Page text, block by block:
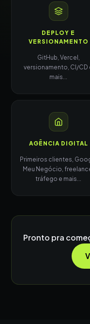
DEPLOY E
VERSIONAMENTO
GitHub, Vercel,
versionamento, CI/CD
mais...
AGÊNCIA DIGITAL
Primeiros clientes,
Meu Negócio,
tráfego e mais...
Pronto pra